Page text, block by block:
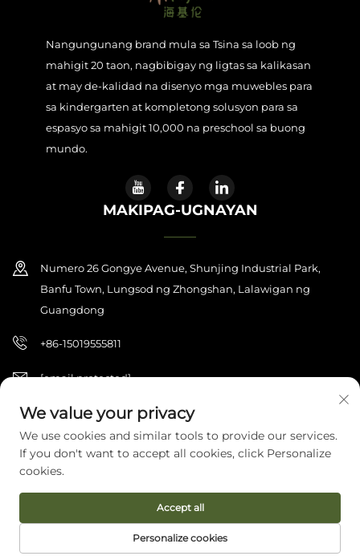
Nangungunang brand mula sa Tsina sa loob ng
mahigit 20 taon, nagbibigay ng ligtas sa kalikasan
at may de-kalidad na disenyo mga muwebles para
sa kindergarten at kompletong solusyon para sa
espasyo sa mahigit 10,000 na preschool sa buong
mundo.
MAKIPAG-UGNAYAN
Numero 26 Gongye Avenue, Shunjing Industrial Park,
Banfu Town, Lungsod ng Zhongshan, Lalawigan ng
Guangdong
+86-15019555811
[email protected]
Copyright © 2026 Zhongshan Haijilun Cultural And Educational
Product Co., Ltd. Nakareserba ang lahat ng karapatan. Patakaran sa
We value your privacy
We use cookies and similar tools to provide our services.
If you don't want to accept all cookies, click Personalize
cookies.
Personalize cookies
Accept all